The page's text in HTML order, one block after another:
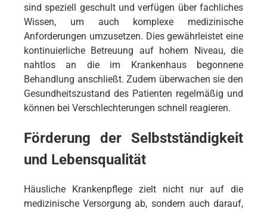
sind speziell geschult und verfügen über fachliches
Wissen, um auch komplexe medizinische
Anforderungen umzusetzen. Dies gewährleistet eine
kontinuierliche Betreuung auf hohem Niveau, die
nahtlos an die im Krankenhaus begonnene
Behandlung anschließt. Zudem überwachen sie den
Gesundheitszustand des Patienten regelmäßig und
können bei Verschlechterungen schnell reagieren.
Förderung der Selbstständigkeit
und Lebensqualität
Häusliche Krankenpflege zielt nicht nur auf die
medizinische Versorgung ab, sondern auch darauf,